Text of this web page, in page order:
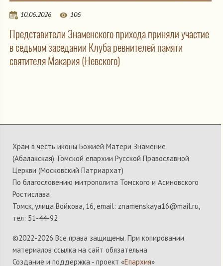
10.06.2026 106
Представители Знаменского прихода приняли участие
в седьмом заседании Клуба ревнителей памяти
святителя Макария (Невского)
Храм в честь иконы Божией Матери Знамение
(Абалакская) Томской епархии Русской Православной
Церкви (Московский Патриархат)
По благословению митрополита Томского и Асиновского
Ростислава
Томск, улица Войкова, 16, email: znamenskaya16@mail.ru,
тел: 51-44-92
©2022-2026 Все права защищены. При копировании
материалов ссылка на сайт обязательна
Создание и поддержка - проект «Епархия»